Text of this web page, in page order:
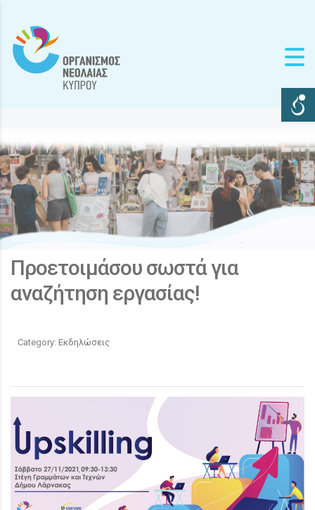
Προετοιμάσου σωστά για
αναζήτηση εργασίας!
Category: Εκδηλώσεις